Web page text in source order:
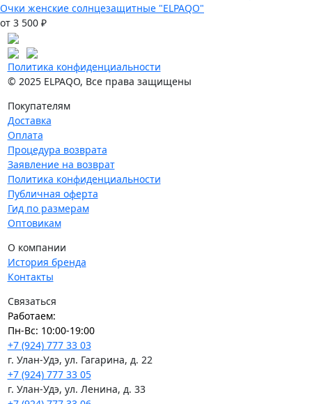
Очки женские солнцезащитные "ELPAQO"
от 3 500 ₽
Политика конфиденциальности
© 2025 ELPAQO, Все права защищены
Покупателям
Доставка
Оплата
Процедура возврата
Заявление на возврат
Политика конфиденциальности
Публичная оферта
Гид по размерам
Оптовикам
О компании
История бренда
Контакты
Связаться
Работаем:
Пн-Вс: 10:00-19:00
+7 (924) 777 33 03
г. Улан-Удэ, ул. Гагарина, д. 22
+7 (924) 777 33 05
г. Улан-Удэ, ул. Ленина, д. 33